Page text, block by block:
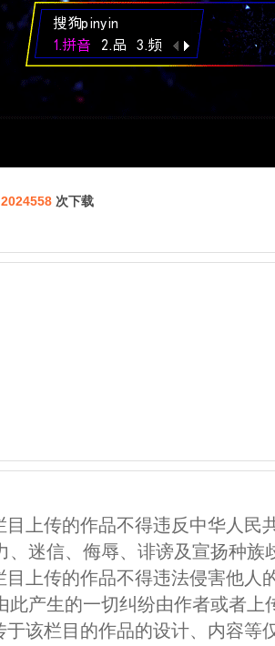
2024558 次下载
目上传的作品不得违反中华人民
、迷信、侮辱、诽谤及宣扬种族
目上传的作品不得违法侵害他人
此产生的一切纠纷由作者或者上
于该栏目的作品的设计、内容等